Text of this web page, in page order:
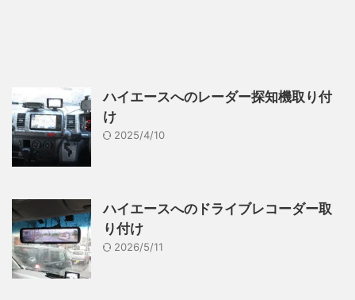
ハイエースへのレーダー探知機取り付
け
2025/4/10
ハイエースへのドライブレコーダー取
り付け
2026/5/11